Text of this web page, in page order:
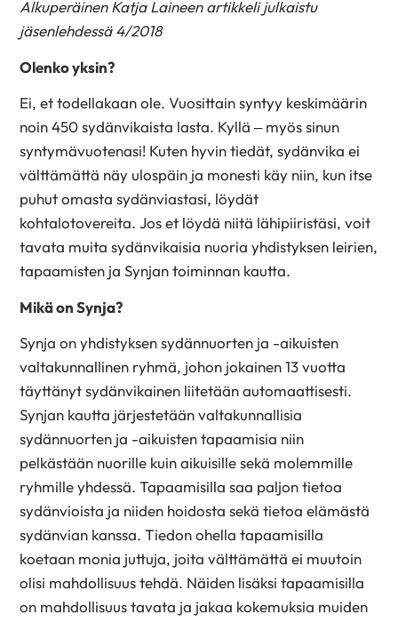
Alkuperäinen Katja Laineen artikkeli julkaistu
jäsenlehdessä 4/2018
Olenko yksin?
Ei, et todellakaan ole. Vuosittain syntyy keskimäärin
noin 450 sydänvikaista lasta. Kyllä – myös sinun
syntymävuotenasi! Kuten hyvin tiedät, sydänvika ei
välttämättä näy ulospäin ja monesti käy niin, kun itse
puhut omasta sydänviastasi, löydät
kohtalotovereita. Jos et löydä niitä lähipiiristäsi, voit
tavata muita sydänvikaisia nuoria yhdistyksen leirien,
tapaamisten ja Synjan toiminnan kautta.
Mikä on Synja?
Synja on yhdistyksen sydännuorten ja -aikuisten
valtakunnallinen ryhmä, johon jokainen 13 vuotta
täyttänyt sydänvikainen liitetään automaattisesti.
Synjan kautta järjestetään valtakunnallisia
sydännuorten ja -aikuisten tapaamisia niin
pelkästään nuorille kuin aikuisille sekä molemmille
ryhmille yhdessä. Tapaamisilla saa paljon tietoa
sydänvioista ja niiden hoidosta sekä tietoa elämästä
sydänvian kanssa. Tiedon ohella tapaamisilla
koetaan monia juttuja, joita välttämättä ei muutoin
olisi mahdollisuus tehdä. Näiden lisäksi tapaamisilla
on mahdollisuus tavata ja jakaa kokemuksia muiden